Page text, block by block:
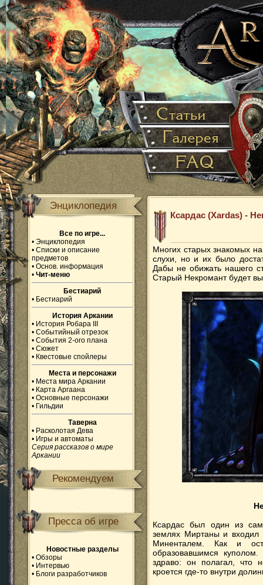
Энциклопедия
Все по игре...
• Энциклопедия
• Списки и описание
предметов
• Основ. информация
• Чит-меню
Бестиарий
• Бестиарий
История Аркании
• История Робара III
• Событийный отрезок
• События 2-ого плана
• Сюжет
• Квестовые спойлеры
Места и персонажи
• Места мира Аркании
• Карта Аргаана
• Основные персонажи
• Гильдии
Таверна
• Расколотая Дева
• Игры и автоматы
Серия рассказов о мире
Аркании
Рекомендуем
Пресса об игре
Новостные разделы
• Обзоры
• Интервью
• Блоги разработчиков
Ксардас (Xardas) -
Многих старых знакомых
слухи, но и их было
Дабы не обижать нашего
Старый Некромант будет
Ксардас был один из
землях Миртаны и входил
Миненталем. Как и
образовавшимся
здраво: он полагал, что
кроется где-то внутри